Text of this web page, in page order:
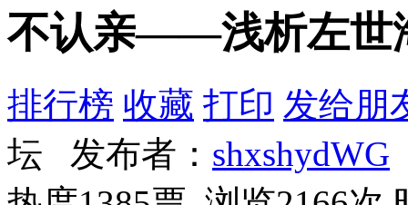
不认亲——浅析左世
排行榜 收藏 打印 发给朋
坛 发布者： shxshydWG